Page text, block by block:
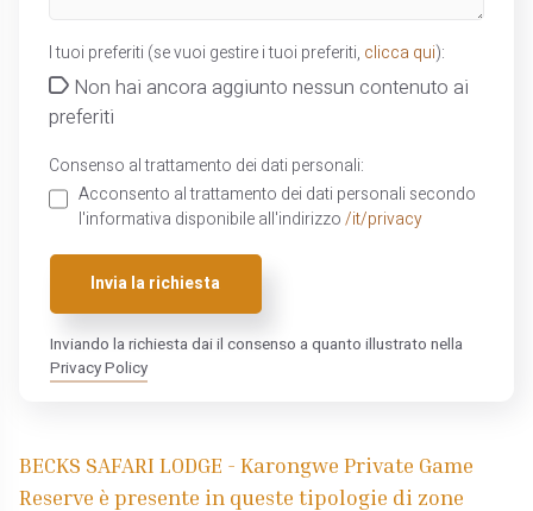
I tuoi preferiti (se vuoi gestire i tuoi preferiti, clicca qui):
Non hai ancora aggiunto nessun contenuto ai
preferiti
Consenso al trattamento dei dati personali:
Acconsento al trattamento dei dati personali secondo
l'informativa disponibile all'indirizzo /it/privacy
Invia la richiesta
Inviando la richiesta dai il consenso a quanto illustrato nella
Privacy Policy
BECKS SAFARI LODGE - Karongwe Private Game
Reserve è presente in queste tipologie di zone